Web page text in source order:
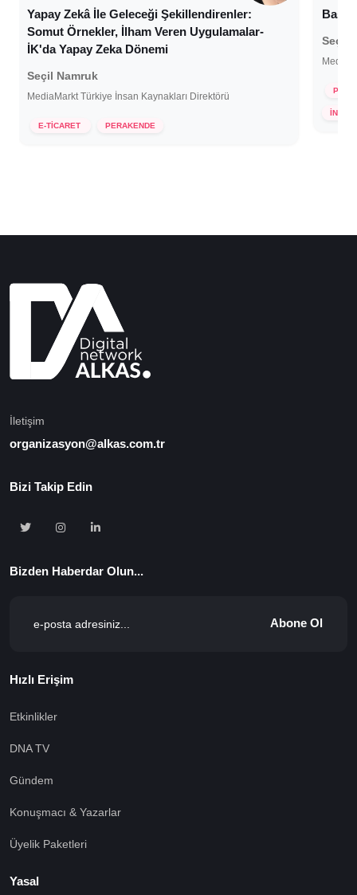
Yapay Zekâ İle Geleceği Şekillendirenler:
Somut Örnekler, İlham Veren Uygulamalar-
İK'da Yapay Zeka Dönemi
Seçil Namruk
MediaMarkt Türkiye İnsan Kaynakları Direktörü
E-TİCARET PERAKENDE
Seçil
İNSAN
İletişim
organizasyon@alkas.com.tr
Bizi Takip Edin
Bizden Haberdar Olun...
Abone Ol
Hızlı Erişim
Etkinlikler
DNA TV
Gündem
Konuşmacı & Yazarlar
Üyelik Paketleri
Yasal